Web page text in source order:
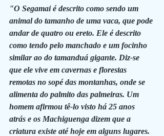
"O Segamai é descrito como sendo um
animal do tamanho de uma vaca, que pode
andar de quatro ou ereto. Ele é descrito
como tendo pelo manchado e um focinho
similar ao do tamanduá gigante. Diz-se
que ele vive em cavernas e florestas
remotas no sopé das montanhas, onde se
alimenta do palmito das palmeiras. Um
homem afirmou tê-lo visto há 25 anos
atrás e os Machiguenga dizem que a
criatura existe até hoje em alguns lugares.